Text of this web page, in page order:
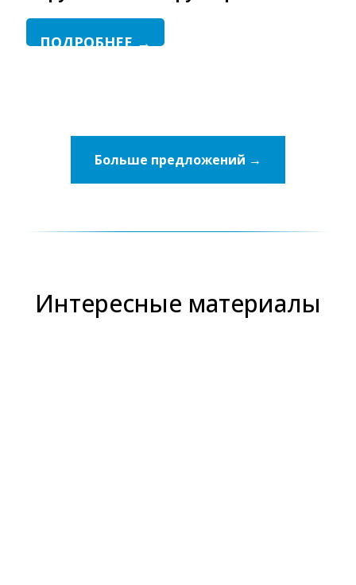
ПОДРОБНЕЕ →
Больше предложений →
Интересные материалы